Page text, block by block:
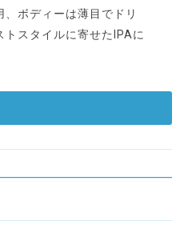
ボディーは薄目でドリ
スタイルに寄せたIPAに